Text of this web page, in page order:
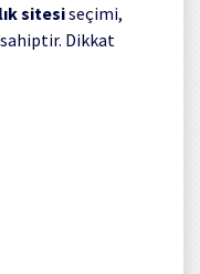
sitesiseçimi,
Dikkat